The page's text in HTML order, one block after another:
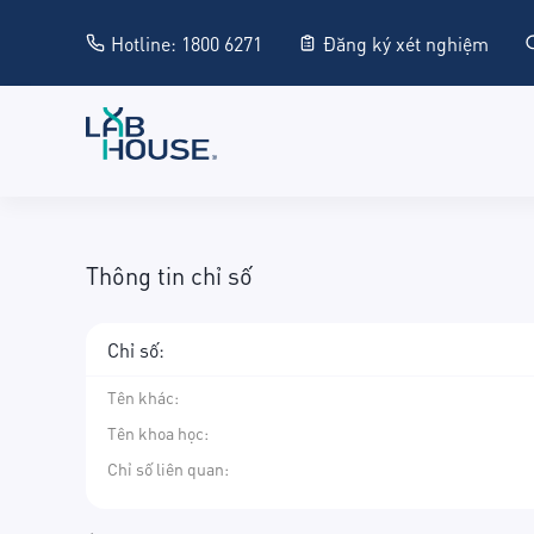
Hotline: 1800 6271 Đăng ký xét nghiệm
Thông tin chỉ số
Chỉ số:
Tên khác:
Tên khoa học:
Chỉ số liên quan: